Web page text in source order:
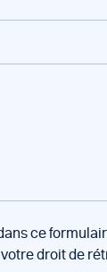
ce
droit de